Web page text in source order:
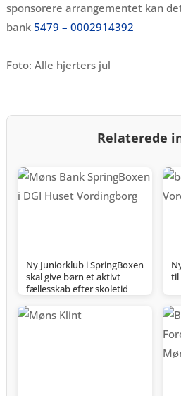
sponsorere arrangementet kan
bank 5479 – 0002914392
Foto: Alle hjerters jul
Relaterede
Ny Juniorklub i SpringBoxen
skal give børn et aktivt
fællesskab efter skoletid
til